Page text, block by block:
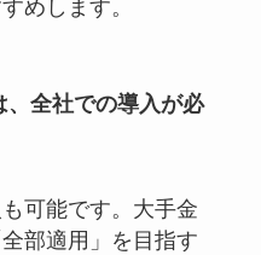
めします。
、全社での導入が必
可能です。大手金
部適用」を目指す